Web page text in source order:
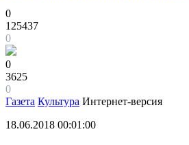
0
125437
0
0
3625
0
Газета Культура Интернет-версия
18.06.2018 00:01:00